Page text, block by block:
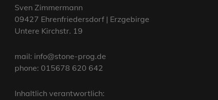
Sven Zimmermann
09427 Ehrenfriedersdorf | Erzgebirge
Untere Kirchstr. 19
mail: info@stone-prog.de
phone: 015678 620 642
Inhaltlich verantwortlich: